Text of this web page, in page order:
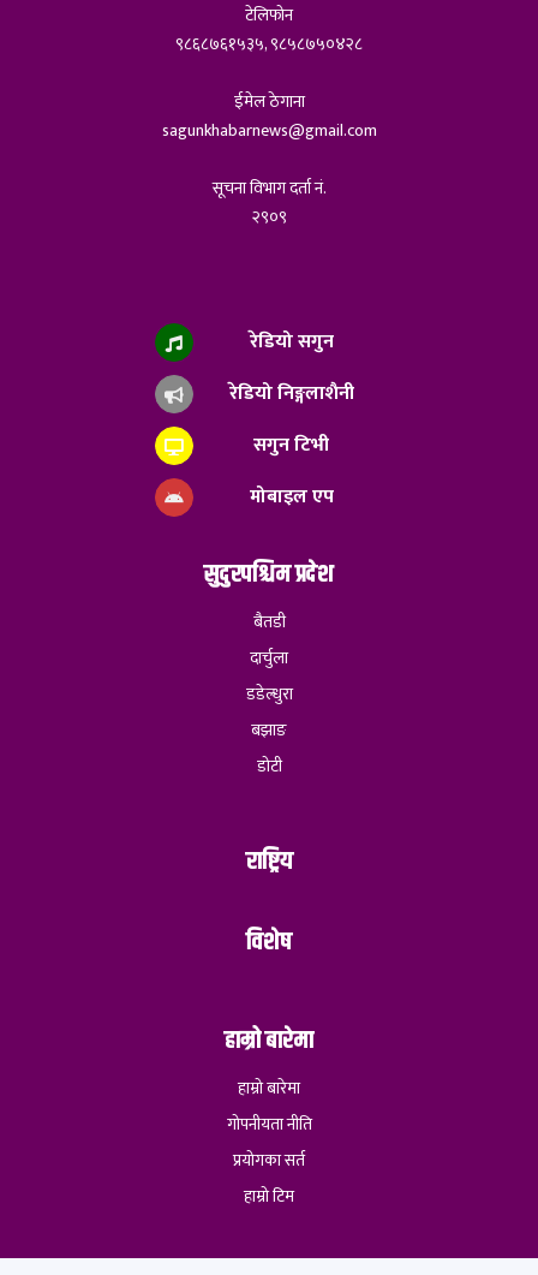
टेलिफोन
९८६८७६१५३५, ९८५८७५०४२८
ईमेल ठेगाना
sagunkhabarnews@gmail.com
सूचना विभाग दर्ता नं.
२९०९
रेडियो सगुन
रेडियो निङ्गलाशैनी
सगुन टिभी
मोबाइल एप
सुदुरपश्चिम प्रदेश
बैतडी
दार्चुला
डडेल्धुरा
बझाङ
डोटी
राष्ट्रिय
विशेष
हाम्रो बारेमा
हाम्रो बारेमा
गोपनीयता नीति
प्रयोगका सर्त
हाम्रो टिम